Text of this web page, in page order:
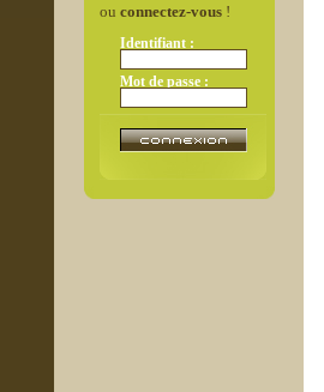
ou connectez-vous!
Identifiant :
Mot de passe :